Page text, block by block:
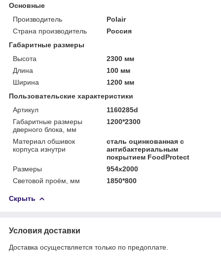
Основные
Производитель
Polair
Страна производитель
Россия
Габаритные размеры
Высота
2300 мм
Длина
100 мм
Ширина
1200 мм
Пользовательские характеристики
Артикул
1160285d
Габаритные размеры
дверного блока, мм
1200*2300
Материал обшивок
корпуса изнутри
сталь оцинкованная с
антибактериальным
покрытием FoodProtect
Размеры
954x2000
Световой проём, мм
1850*800
Скрыть
Условия доставки
Доставка осуществляется только по предоплате.